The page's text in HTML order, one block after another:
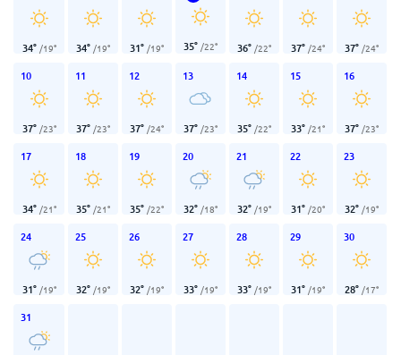
34° /19° 34° /19° 31° /19° 35° /22° 36° /22° 37° /24° 37° /24°
10
37° /23°
11
37° /23°
12
37° /24°
13
37° /23°
14
35° /22°
15
33° /21°
16
37° /23°
17
34° /21°
18
35° /21°
19
35° /22°
20
32° /18°
21
32° /19°
22
31° /20°
23
32° /19°
24
31° /19°
25
32° /19°
26
32° /19°
27
33° /19°
28
33° /19°
29
31° /19°
30
28° /17°
31